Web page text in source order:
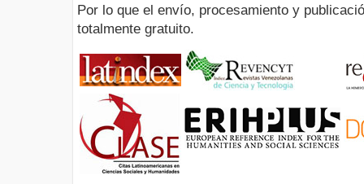
Por lo que el envío, procesamiento y
totalmente gratuito.